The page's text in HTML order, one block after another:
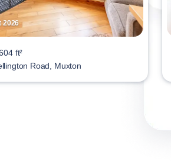
2026
ft²
Road, Muxton